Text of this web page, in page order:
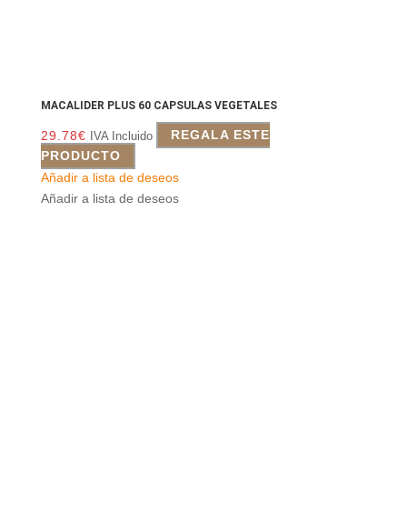
MACALIDER PLUS 60 CAPSULAS VEGETALES
29.78€ IVA Incluido
REGALA ESTE
PRODUCTO
Añadir a lista de deseos
Añadir a lista de deseos